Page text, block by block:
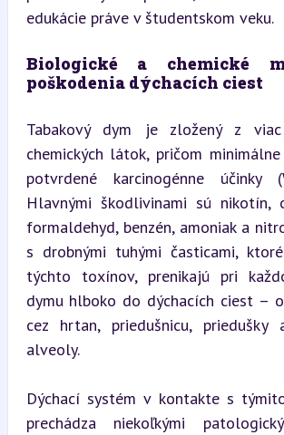
edukácie práve v študentskom veku.
Biologické a chemické
poškodenia dýchacích ciest
Tabakový dym je zložený z
chemických látok, pričom
potvrdené karcinogénne účinky
Hlavnými škodlivinami sú nikotín,
formaldehyd, benzén, amoniak a
s drobnými tuhými časticami,
týchto toxínov, prenikajú pri
dymu hlboko do dýchacích ciest –
cez hrtan, priedušnicu,
alveoly.
Dýchací systém v kontakte s
prechádza niekoľkými